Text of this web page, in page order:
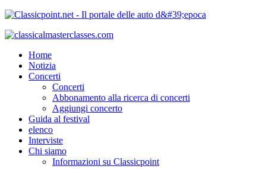
Home
Notizia
Concerti
Concerti
Abbonamento alla ricerca di concerti
Aggiungi concerto
Guida al festival
elenco
Interviste
Chi siamo
Informazioni su Classicpoint